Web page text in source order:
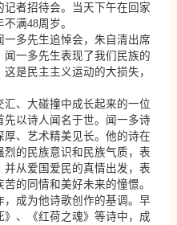
者招待会。当天下午在回家
满48周岁。
多先生追悼会，朱自清出席
一多先生表现了我们民族的
是民主主义运动的大损失，
、大碰撞中成长起来的一位
以诗人闻名于世。闻一多诗
、艺术精美见长。他的诗在
的民族意识和民族气质，表
从爱国爱民的真情出发，表
的同情和美好未来的憧憬。
成为他诗歌创作的基调。早
、《红荷之魂》等诗中，成